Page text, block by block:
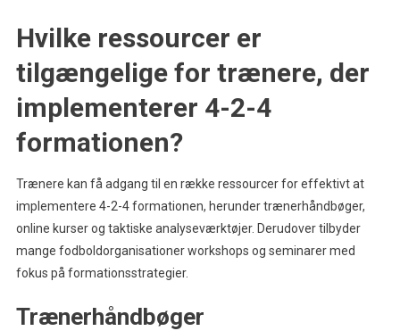
Hvilke ressourcer er
tilgængelige for trænere, der
implementerer 4-2-4
formationen?
Trænere kan få adgang til en række ressourcer for effektivt at
implementere 4-2-4 formationen, herunder trænerhåndbøger,
online kurser og taktiske analyseværktøjer. Derudover tilbyder
mange fodboldorganisationer workshops og seminarer med
fokus på formationsstrategier.
Trænerhåndbøger